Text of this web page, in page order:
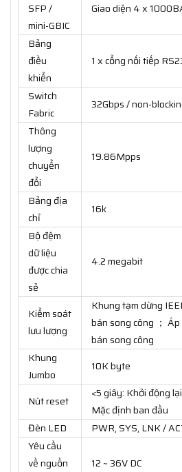
SFP /
mini-GBIC
Giao diện 4 x
Bảng
điều
khiển
1 x cổng nối tiếp
Switch
Fabric
32Gbps / non-
Thông
lượng
chuyển
đổi
19.86Mpps
Bảng địa
chỉ
16k
Bộ đệm
dữ liệu
được chia
sẻ
4.2 megabit
Kiểm soát
lưu lượng
Khung tạm dừng
bán song công ；
bán song công
Khung
Jumbo
10K byte
Nút reset
<5 giây: Khởi động
Mặc định ban đầu
Đèn LED
PWR, SYS, LNK /
Yêu cầu
về nguồn
12 ~ 36V DC